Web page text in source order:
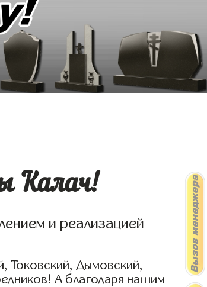
Калач!
и реализацией
Токовский, Дымовский,
А благодаря нашим